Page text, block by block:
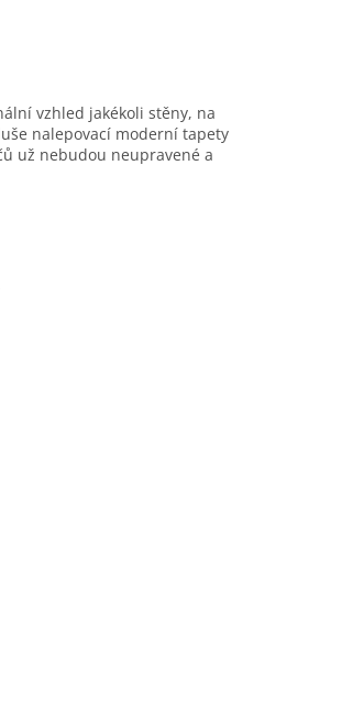
vzhled jakékoli stěny, na
nalepovací moderní tapety
už nebudou neupravené a